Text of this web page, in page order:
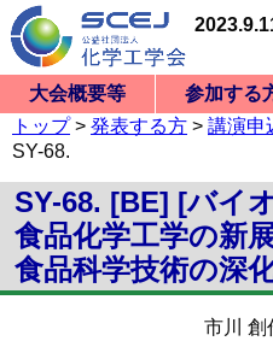
化学工学会第
福岡大学 七隈キャンパス
大会概要等
ご案内一覧
トップページ
サイトマップ
概要・日程等
式典・企画紹介
式典のご案内
ランチョンセミナー
託児サービス
参加する
ご案内一
参加登録
現地参加
オンライン参
式典・企画
プログラ
会合・展示
トップ> 発表する方 > 講演申
SY-68.
SY-68. [BE] [バイ
食品化学工学の新
食品科学技術の深
市川 創